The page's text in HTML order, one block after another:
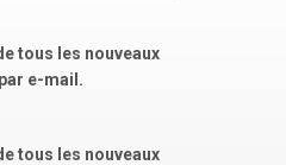
tous les nouveaux
e-mail.
tous les nouveaux